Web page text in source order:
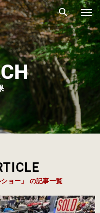
ショー」 の記事一覧